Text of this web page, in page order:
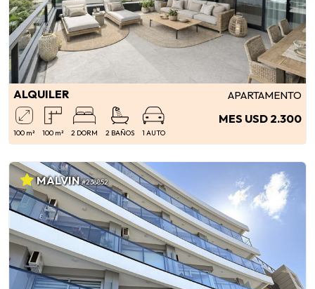
ALQUILER APARTAMENTO
100 m² 100 m² 2 DORM 2 BAÑOS 1 AUTO
MES USD 2.300
MALVIN#238852